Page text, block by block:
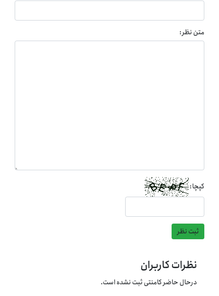
متن نظر:
کپچا:
ثبت نظر
نظرات کاربران
درحال حاضر کامنتی ثبت نشده است.